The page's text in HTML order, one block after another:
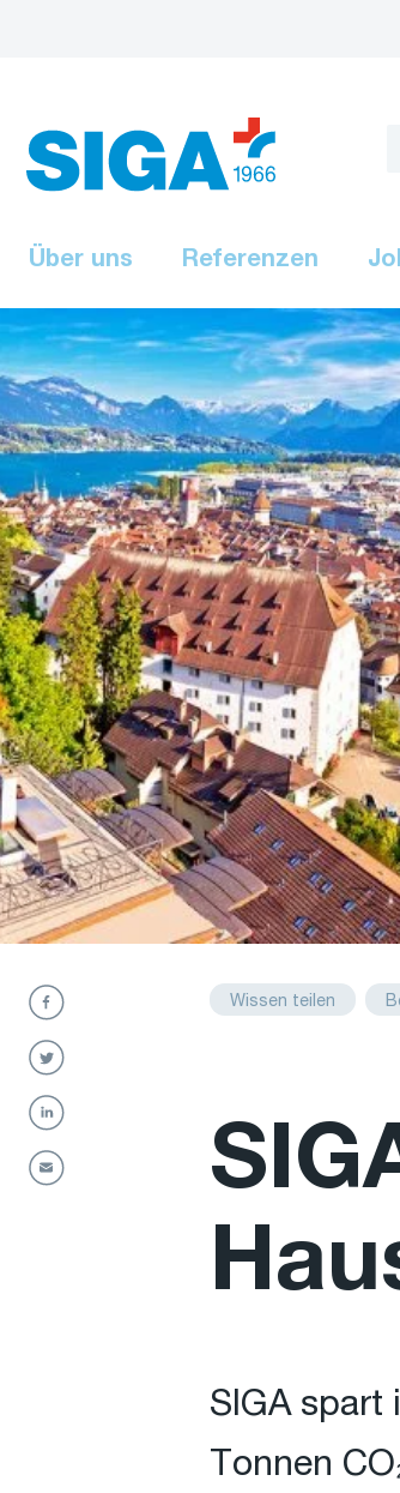
Über uns Referenzen
Wissen teilen
SIGA spart
Tonnen